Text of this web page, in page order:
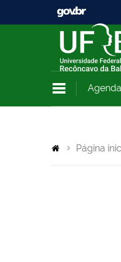
Página